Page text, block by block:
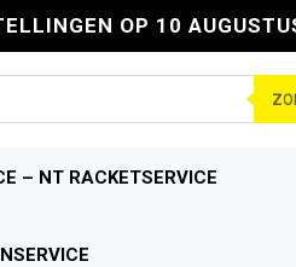
OP 10
– NT RACKETSERVICE